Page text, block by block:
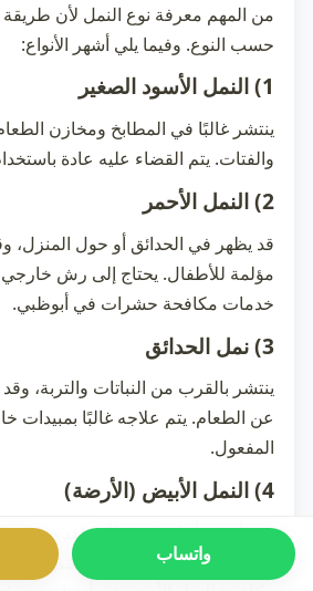
من المهم معرفة نوع النمل لأن
حسب النوع. وفيما يلي أشهر الأنواع:
1) النمل الأسود الصغير
ينتشر غالبًا في المطابخ ومخازن
والفتات. يتم القضاء عليه عادة
2) النمل الأحمر
قد يظهر في الحدائق أو حول المنزل،
مؤلمة للأطفال. يحتاج إلى رش
خدمات مكافحة حشرات في أبوظبي.
3) نمل الحدائق
ينتشر بالقرب من النباتات والتربة،
عن الطعام. يتم علاجه غالبًا بمبيدات
المفعول.
4) النمل الأبيض (الأرضة)
وهو أخطر أنواع النمل لأنه يتغذى على
والأثاث ويعمل بصمت. لذلك يتم
واتساب